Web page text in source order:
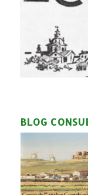
BLOG